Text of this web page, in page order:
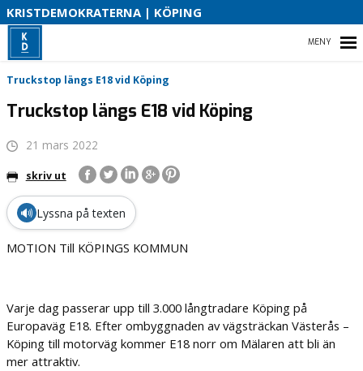
KRISTDEMOKRATERNA | KÖPING
HEM
VALPROGRAM
VÅR PARTIAVDELNING
Truckstop längs E18 vid Köping
Truckstop längs E18 vid Köping
21 mars 2022
skriv ut
🔊 Lyssna på texten
MOTION Till KÖPINGS KOMMUN
Varje dag passerar upp till 3.000 långtradare Köping på
Europaväg E18. Efter ombyggnaden av vägsträckan Västerås –
Köping till motorväg kommer E18 norr om Mälaren att bli än
mer attraktiv.